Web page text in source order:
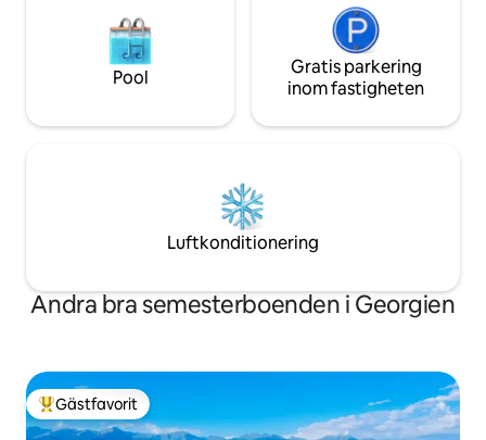
Pool
Gratis parkering
inom fastigheten
Luftkonditionering
Andra bra semesterboenden i Georgien
Populär gästfavorit
Gästfavorit